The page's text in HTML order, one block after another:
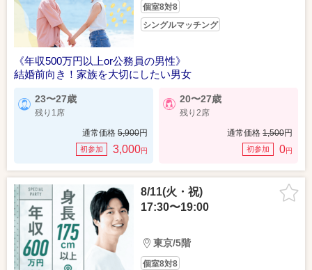
個室8対8
シングルマッチング
《年収500万円以上or公務員の男性》
結婚前向き！家族を大切にしたい男女
23〜27歳
残り1席
通常価格 5,900円
初参加 3,000円
20〜27歳
残り2席
通常価格 1,500円
初参加 0円
8/11(火・祝)
17:30〜19:00
東京/5階
個室8対8